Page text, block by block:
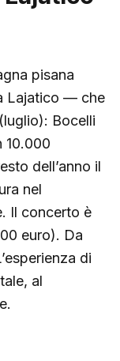
pisana
Lajatico — che
Bocelli
10.000
dell’anno il
nel
Il concerto è
euro). Da
di
al